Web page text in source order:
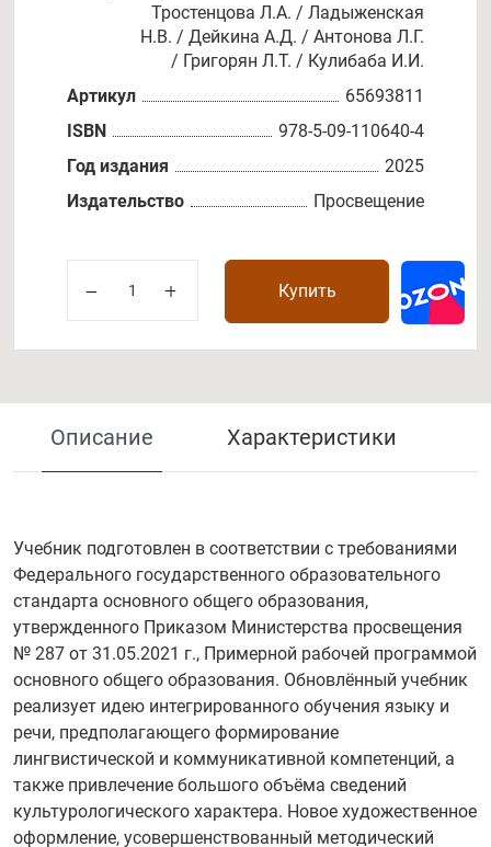
Тростенцова Л.А. / Ладыженская
Н.В. / Дейкина А.Д. / Антонова Л.Г.
/ Григорян Л.Т. / Кулибаба И.И.
Артикул
65693811
ISBN
978-5-09-110640-4
Год издания
2025
Издательство
Просвещение
Купить
Описание Характеристики
Учебник подготовлен в соответствии с требованиями
Федерального государственного образовательного
стандарта основного общего образования,
утвержденного Приказом Министерства просвещения
№ 287 от 31.05.2021 г., Примерной рабочей программой
основного общего образования. Обновлённый учебник
реализует идею интегрированного обучения языку и
речи, предполагающего формирование
лингвистической и коммуникативной компетенций, а
также привлечение большого объёма сведений
культурологического характера. Новое художественное
оформление, усовершенствованный методический